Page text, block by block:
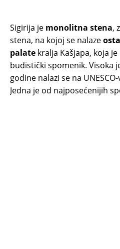
Sigirija je monolitna stena,
stena, na kojoj se nalaze
palate kralja Kašjapa, koja
budistički spomenik. Visoka
godine nalazi se na
Jedna je od najposećenijih